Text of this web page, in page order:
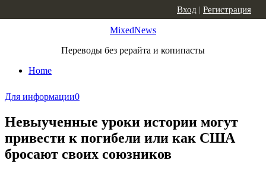
MixedNews
Переводы без рерайта и копипасты
Home
Вход | Регистрация
Для информации0
Невыученные уроки истории могут
привести к погибели или как США
бросают своих союзников